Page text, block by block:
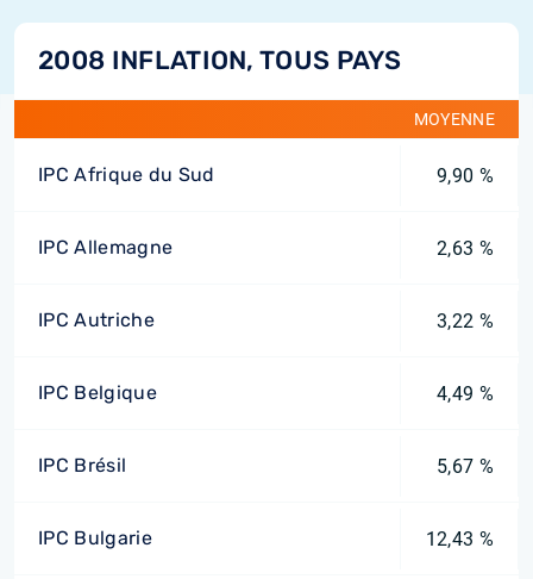
2008 INFLATION, TOUS PAYS
MOYENNE
IPC Afrique du Sud 9,90 %
IPC Allemagne 2,63 %
IPC Autriche 3,22 %
IPC Belgique 4,49 %
IPC Brésil 5,67 %
IPC Bulgarie 12,43 %